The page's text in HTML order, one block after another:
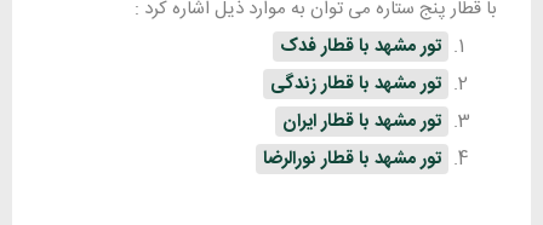
با قطار پنج ستاره می توان به موارد ذیل اشاره کرد :
تور مشهد با قطار فدک
تور مشهد با قطار زندگی
تور مشهد با قطار ایران
تور مشهد با قطار نورالرضا